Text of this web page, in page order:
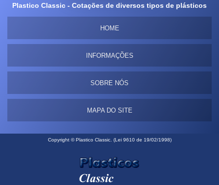
Plastico Classic - Cotações de diversos tipos de plásticos
HOME
INFORMAÇÕES
SOBRE NÓS
MAPA DO SITE
Copyright © Plastico Classic. (Lei 9610 de 19/02/1998)